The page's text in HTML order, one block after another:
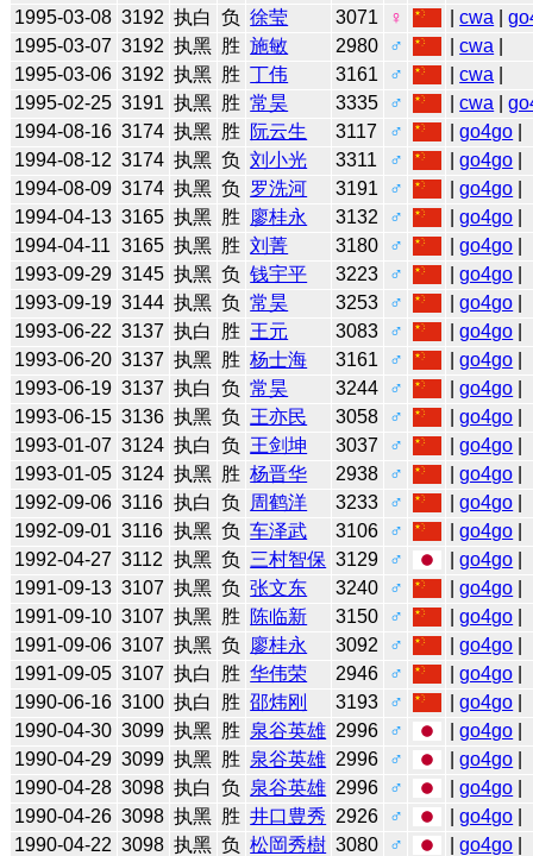
1995-03-08 3192 执白 负 徐莹 3071 ♀ |cwa |
1995-03-07 3192 执黑 胜 施敏 2980 ♂ |cwa
1995-03-06 3192 执黑 胜 丁伟 3161 ♂ |cwa
1995-02-25 3191 执黑 胜 常昊 3335 ♂ |cwa |
1994-08-16 3174 执黑 胜 阮云生 3117 ♂ |go4go
1994-08-12 3174 执黑 负 刘小光 3311 ♂ |go4go
1994-08-09 3174 执黑 负 罗洗河 3191 ♂ |go4go
1994-04-13 3165 执黑 胜 廖桂永 3132 ♂ |go4go
1994-04-11 3165 执黑 胜 刘菁 3180 ♂ |go4go
1993-09-29 3145 执黑 负 钱宇平 3223 ♂ |go4go
1993-09-19 3144 执黑 负 常昊 3253 ♂ |go4go
1993-06-22 3137 执白 胜 王元 3083 ♂ |go4go
1993-06-20 3137 执黑 胜 杨士海 3161 ♂ |go4go
1993-06-19 3137 执白 负 常昊 3244 ♂ |go4go
1993-06-15 3136 执黑 负 王亦民 3058 ♂ |go4go
1993-01-07 3124 执白 负 王剑坤 3037 ♂ |go4go
1993-01-05 3124 执黑 胜 杨晋华 2938 ♂ |go4go
1992-09-06 3116 执白 负 周鹤洋 3233 ♂ |go4go
1992-09-01 3116 执黑 负 车泽武 3106 ♂ |go4go
1992-04-27 3112 执黑 负 三村智保 3129 ♂ |go4go
1991-09-13 3107 执黑 负 张文东 3240 ♂ |go4go
1991-09-10 3107 执黑 胜 陈临新 3150 ♂ |go4go
1991-09-06 3107 执黑 负 廖桂永 3092 ♂ |go4go
1991-09-05 3107 执白 胜 华伟荣 2946 ♂ |go4go
1990-06-16 3100 执白 胜 邵炜刚 3193 ♂ |go4go
1990-04-30 3099 执黑 胜 泉谷英雄 2996 ♂ |go4go
1990-04-29 3099 执黑 胜 泉谷英雄 2996 ♂ |go4go
1990-04-28 3098 执白 负 泉谷英雄 2996 ♂ |go4go
1990-04-26 3098 执黑 胜 井口豊秀 2926 ♂ |go4go
1990-04-22 3098 执黑 负 松岡秀樹 3080 ♂ |go4go